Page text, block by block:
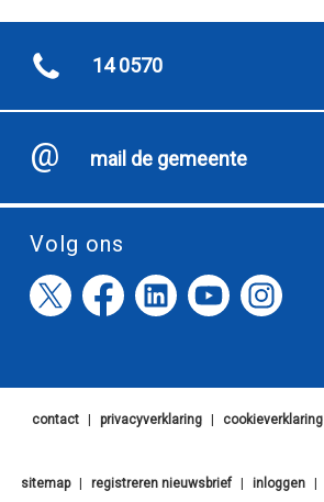
14 0570
mail de gemeente
Volg ons
contact privacyverklaring cookieverklaring
sitemap registreren nieuwsbrief inloggen